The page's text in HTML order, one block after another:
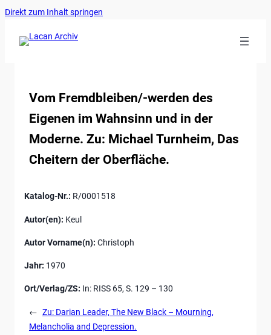
Direkt zum Inhalt springen
Vom Fremdbleiben/-werden des
Eigenen im Wahnsinn und in der
Moderne. Zu: Michael Turnheim, Das
Cheitern der Oberfläche.
Katalog-Nr.: R/0001518
Autor(en): Keul
Autor Vorname(n): Christoph
Jahr: 1970
Ort/Verlag/ZS: In: RISS 65, S. 129 – 130
← Zu: Darian Leader, The New Black – Mourning,
Melancholia and Depression.